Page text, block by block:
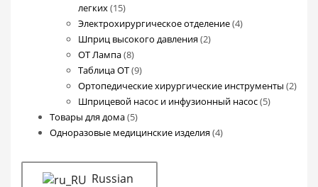
легких 1515
товаров
Электрохирургическое отделение 44
Шприц высокого давления 22
ОТ Лампа 88
товаров
Таблица ОТ 99
товаров
Ортопедические хирургические инструменты 22
Шприцевой насос и инфузионный насос 55
Товары для дома 55
товаров
Одноразовые медицинские изделия 44
Russian